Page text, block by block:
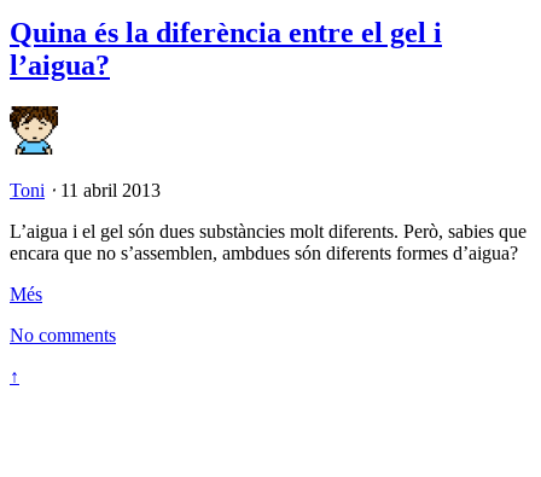
Quina és la diferència entre el gel i
l’aigua?
Toni ⋅ 11 abril 2013
L’aigua i el gel són dues substàncies molt diferents. Però, sabies que
encara que no s’assemblen, ambdues són diferents formes d’aigua?
Més
No comments
↑